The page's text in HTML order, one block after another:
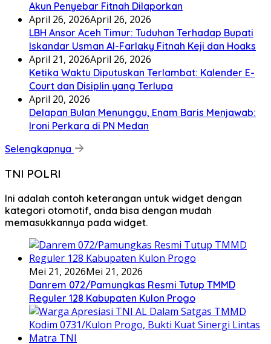
Akun Penyebar Fitnah Dilaporkan
April 26, 2026April 26, 2026
LBH Ansor Aceh Timur: Tuduhan Terhadap Bupati
Iskandar Usman Al-Farlaky Fitnah Keji dan Hoaks
April 21, 2026April 26, 2026
Ketika Waktu Diputuskan Terlambat: Kalender E-
Court dan Disiplin yang Terlupa
April 20, 2026
Delapan Bulan Menunggu, Enam Baris Menjawab:
Ironi Perkara di PN Medan
Selengkapnya
TNI POLRI
Ini adalah contoh keterangan untuk widget dengan
kategori otomotif, anda bisa dengan mudah
memasukkannya pada widget.
Mei 21, 2026Mei 21, 2026
Danrem 072/Pamungkas Resmi Tutup TMMD
Reguler 128 Kabupaten Kulon Progo